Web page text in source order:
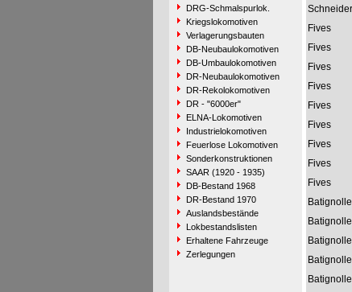
DRG-Schmalspurlok.
Kriegslokomotiven
Verlagerungsbauten
DB-Neubaulokomotiven
DB-Umbaulokomotiven
DR-Neubaulokomotiven
DR-Rekolokomotiven
DR - "6000er"
ELNA-Lokomotiven
Industrielokomotiven
Feuerlose Lokomotiven
Sonderkonstruktionen
SAAR (1920 - 1935)
DB-Bestand 1968
DR-Bestand 1970
Auslandsbestände
Lokbestandslisten
Erhaltene Fahrzeuge
Zerlegungen
Schneider
Fives
Fives
Fives
Fives
Fives
Fives
Fives
Fives
Fives